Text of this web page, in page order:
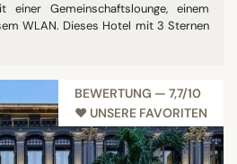
Gemeinschaftslounge, einem
WLAN. Dieses Hotel mit 3 Sternen
BEWERTUNG — 7,7/10
♥︎ UNSERE FAVORITEN